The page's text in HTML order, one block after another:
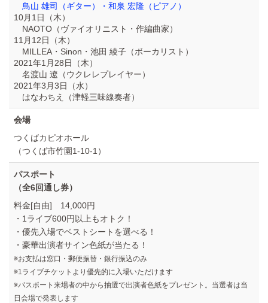
鳥山 雄司（ギター）・和泉 宏隆（ピアノ）
10月1日（木）
NAOTO（ヴァイオリニスト・作編曲家）
11月12日（木）
MILLEA・Sinon・池田 綾子（ボーカリスト）
2021年1月28日（木）
名渡山 遼（ウクレレプレイヤー）
2021年3月3日（水）
はなわちえ（津軽三味線奏者）
会場
つくばカピオホール
（つくば市竹園1-10-1）
パスポート
（全6回通し券）
料金[自由] 14,000円
・1ライブ600円以上もオトク！
・優先入場でベストシートを選べる！
・豪華出演者サイン色紙が当たる！
※お支払は窓口・郵便振替・銀行振込のみ
※1ライブチケットより優先的に入場いただけます
※パスポート来場者の中から抽選で出演者色紙をプレゼント。当選者は当
日会場で発表します